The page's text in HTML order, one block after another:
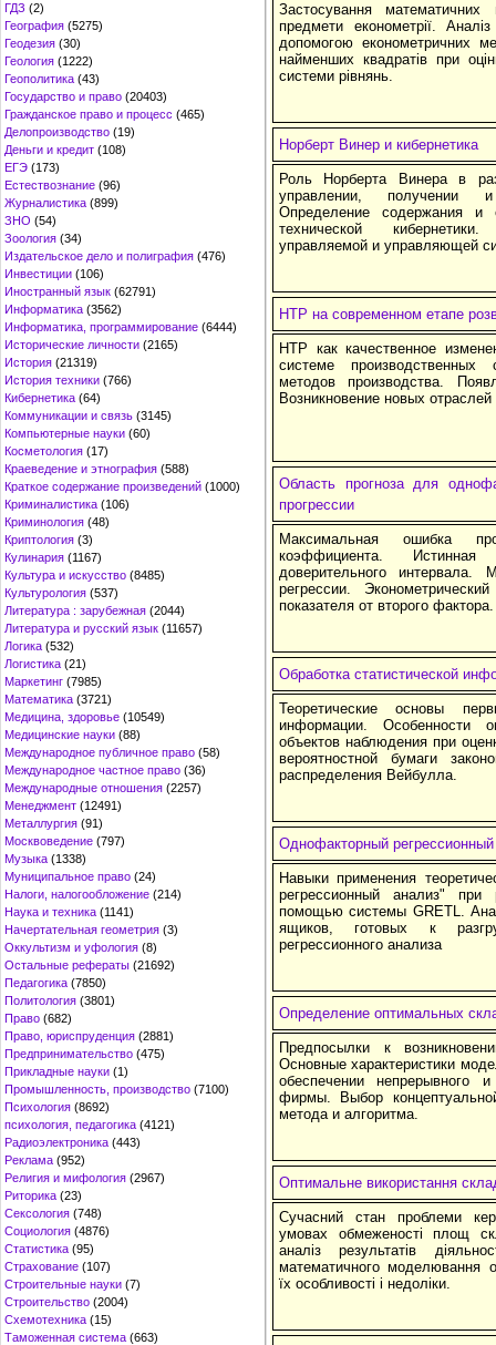
ГДЗ (2)
География (5275)
Геодезия (30)
Геология (1222)
Геополитика (43)
Государство и право (20403)
Гражданское право и процесс (465)
Делопроизводство (19)
Деньги и кредит (108)
ЕГЭ (173)
Естествознание (96)
Журналистика (899)
ЗНО (54)
Зоология (34)
Издательское дело и полиграфия (476)
Инвестиции (106)
Иностранный язык (62791)
Информатика (3562)
Информатика, программирование (6444)
Исторические личности (2165)
История (21319)
История техники (766)
Кибернетика (64)
Коммуникации и связь (3145)
Компьютерные науки (60)
Косметология (17)
Краеведение и этнография (588)
Краткое содержание произведений (1000)
Криминалистика (106)
Криминология (48)
Криптология (3)
Кулинария (1167)
Культура и искусство (8485)
Культурология (537)
Литература : зарубежная (2044)
Литература и русский язык (11657)
Логика (532)
Логистика (21)
Маркетинг (7985)
Математика (3721)
Медицина, здоровье (10549)
Медицинские науки (88)
Международное публичное право (58)
Международное частное право (36)
Международные отношения (2257)
Менеджмент (12491)
Металлургия (91)
Москвоведение (797)
Музыка (1338)
Муниципальное право (24)
Налоги, налогообложение (214)
Наука и техника (1141)
Начертательная геометрия (3)
Оккультизм и уфология (8)
Остальные рефераты (21692)
Педагогика (7850)
Политология (3801)
Право (682)
Право, юриспруденция (2881)
Предпринимательство (475)
Прикладные науки (1)
Промышленность, производство (7100)
Психология (8692)
психология, педагогика (4121)
Радиоэлектроника (443)
Реклама (952)
Религия и мифология (2967)
Риторика (23)
Сексология (748)
Социология (4876)
Статистика (95)
Страхование (107)
Строительные науки (7)
Строительство (2004)
Схемотехника (15)
Таможенная система (663)
Застосування
предмети економетрії.
допомогою економетричних
найменших квадратів при
системи рівнянь.
Норберт Винер и кибернетика
Роль Норберта Винера в
управлении, получении
Определение содержания и
технической
управляемой и управляющей
НТР на современном етапе
НТР как качественное
системе производственных
методов производства.
Возникновение новых
Область прогноза для
прогрессии
Максимальная ошибка
коэффициента.
доверительного интервала.
регрессии.
показателя от второго фактора.
Обработка статистической
Теоретические основы
информации. Особенности
объектов наблюдения при
вероятностной бумаги
распределения Вейбулла.
Однофакторный
Навыки применения
регрессионный анализ"
помощью системы GRETL.
ящиков, готовых к
регрессионного анализа
Определение оптимальных
Предпосылки к
Основные характеристики
обеспечении непрерывного
фирмы. Выбор
метода и алгоритма.
Оптимальне використання
Сучасний стан проблеми
умовах обмеженості площ
аналіз результатів
математичного моделювання
їх особливості і недоліки.